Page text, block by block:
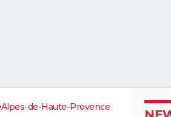
Alpes-de-Haute-Provence